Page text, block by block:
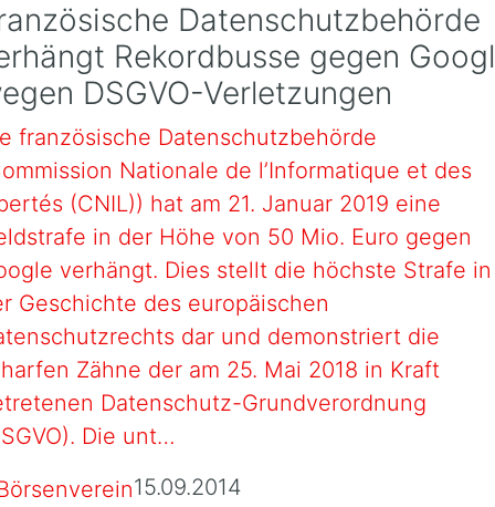
Datenschutzbehörde
Rekordbusse gegen
DSGVO-Verletzungen
französische Datenschutzbehörde
Nationale de l’Informatique et des
(CNIL)) hat am 21. Januar 2019 eine
in der Höhe von 50 Mio. Euro gegen
verhängt. Dies stellt die höchste Strafe in
Geschichte des europäischen
dar und demonstriert die
Zähne der am 25. Mai 2018 in Kraft
Datenschutz-Grundverordnung
Die unt…
15.09.2014